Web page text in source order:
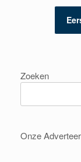
Zoeken
Onze